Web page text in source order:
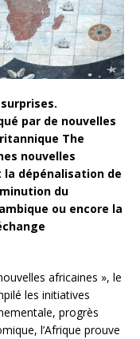
par de nouvelles
The
nouvelles
dépénalisation de
du
ou encore la
africaines », le
les initiatives
progrès
l’Afrique prouve